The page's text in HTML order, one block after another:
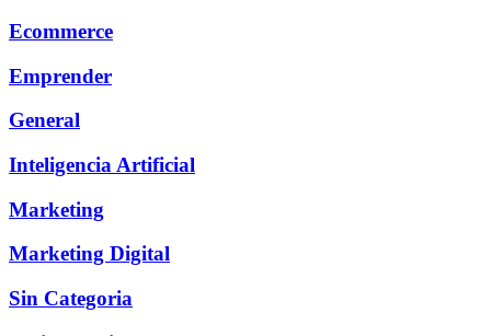
Ecommerce
Emprender
General
Inteligencia Artificial
Marketing
Marketing Digital
Sin Categoria